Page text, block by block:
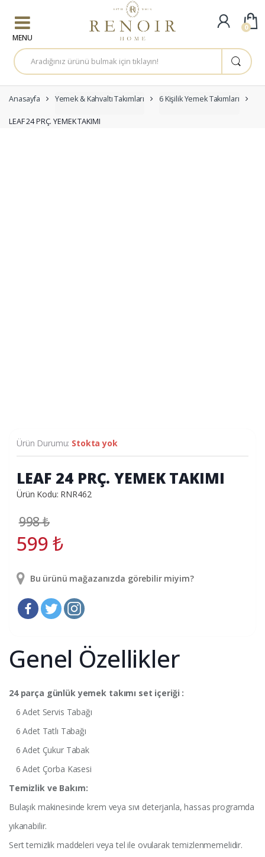
A
r
a
a
:
Anasayfa Yemek & Kahvaltı Takımları 6 Kişilik Yemek Takımları
LEAF 24 PRÇ. YEMEK TAKIMI
Ürün Durumu: Stokta yok
LEAF 24 PRÇ. YEMEK TAKIMI
Ürün Kodu: RNR462
998₺
599₺
Bu ürünü mağazanızda görebilir miyim?
Genel Özellikler
24 parça günlük yemek takımı set içeriği :
6 Adet Servis Tabağı
6 Adet Tatlı Tabağı
6 Adet Çukur Tabak
6 Adet Çorba Kasesi
Temizlik ve Bakım:
Bulaşık makinesinde krem veya sıvı deterjanla, hassas programda
yıkanabilir.
Sert temizlik maddeleri veya tel ile ovularak temizlenmemelidir.
0